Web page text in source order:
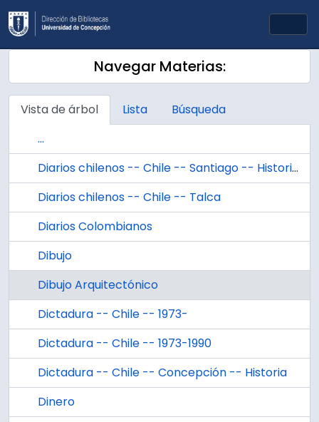
Skip to main content
Navegar Materias:
Vista de árbol Lista
Búsqueda
...
Diarios chilenos -- Chile -- Santiago -- Historia -- Siglo 20
Diarios chilenos -- Chile -- Talca
Diarios Colombianos
Dibujo
Dibujo Arquitectónico
Dictadura -- Chile -- 1973-
Dictadura -- Chile -- 1973-1990
Dictadura -- Chile -- Concepción -- Historia
Dinero